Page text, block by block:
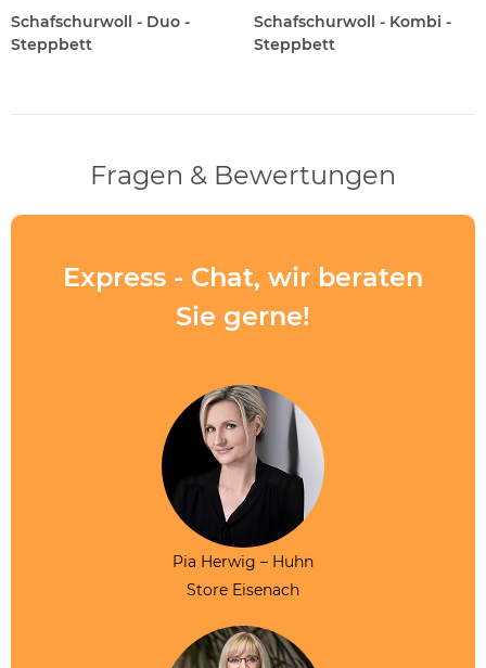
Schafschurwoll - Duo -
Steppbett
Schafschurwoll - Kombi -
Steppbett
Fragen & Bewertungen
Express - Chat, wir beraten
Sie gerne!
Pia Herwig – Huhn
Store Eisenach